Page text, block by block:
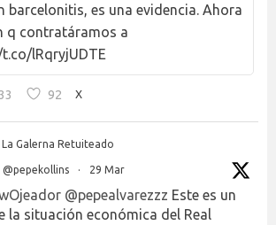
barcelonitis, es una evidencia. Ahora
q contratáramos a
lRqryjUDTE
33 92 X
La Galerna Retuiteado
@pepekollins · 29 Mar
@pepealvarezzz Este es un
la situación económica del Real